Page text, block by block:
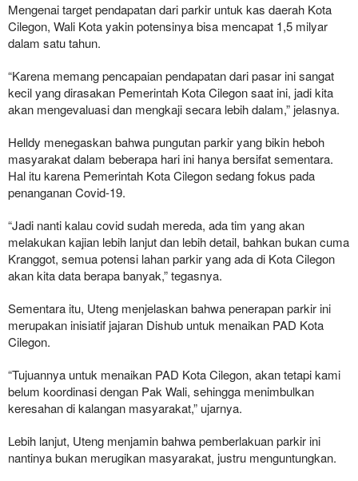
Mengenai target pendapatan dari parkir untuk kas daerah Kota
Cilegon, Wali Kota yakin potensinya bisa mencapat 1,5 milyar
dalam satu tahun.
“Karena memang pencapaian pendapatan dari pasar ini sangat
kecil yang dirasakan Pemerintah Kota Cilegon saat ini, jadi kita
akan mengevaluasi dan mengkaji secara lebih dalam,” jelasnya.
Helldy menegaskan bahwa pungutan parkir yang bikin heboh
masyarakat dalam beberapa hari ini hanya bersifat sementara.
Hal itu karena Pemerintah Kota Cilegon sedang fokus pada
penanganan Covid-19.
“Jadi nanti kalau covid sudah mereda, ada tim yang akan
melakukan kajian lebih lanjut dan lebih detail, bahkan bukan cuma
Kranggot, semua potensi lahan parkir yang ada di Kota Cilegon
akan kita data berapa banyak,” tegasnya.
Sementara itu, Uteng menjelaskan bahwa penerapan parkir ini
merupakan inisiatif jajaran Dishub untuk menaikan PAD Kota
Cilegon.
“Tujuannya untuk menaikan PAD Kota Cilegon, akan tetapi kami
belum koordinasi dengan Pak Wali, sehingga menimbulkan
keresahan di kalangan masyarakat,” ujarnya.
Lebih lanjut, Uteng menjamin bahwa pemberlakuan parkir ini
nantinya bukan merugikan masyarakat, justru menguntungkan.